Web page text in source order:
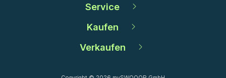
Service
Kaufen
Verkaufen